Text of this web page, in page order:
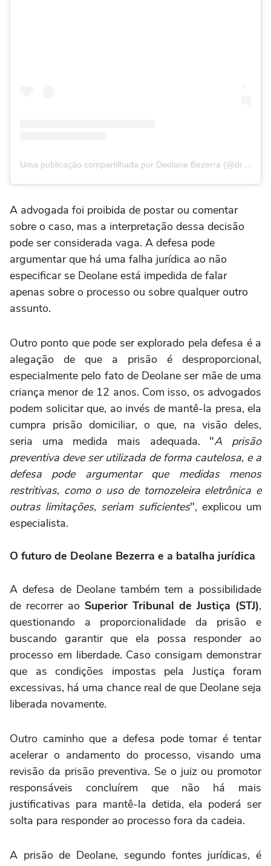
Uma publicação compartilhada por Deolane Bezerra (@dra.deolanebezerra)
A advogada foi proibida de postar ou comentar
sobre o caso, mas a interpretação dessa decisão
pode ser considerada vaga. A defesa pode
argumentar que há uma falha jurídica ao não
especificar se Deolane está impedida de falar
apenas sobre o processo ou sobre qualquer outro
assunto.
Outro ponto que pode ser explorado pela defesa é a
alegação de que a prisão é desproporcional,
especialmente pelo fato de Deolane ser mãe de uma
criança menor de 12 anos. Com isso, os advogados
podem solicitar que, ao invés de mantê-la presa, ela
cumpra prisão domiciliar, o que, na visão deles,
seria uma medida mais adequada. "A prisão
preventiva deve ser utilizada de forma cautelosa, e a
defesa pode argumentar que medidas menos
restritivas, como o uso de tornozeleira eletrônica e
outras limitações, seriam suficientes", explicou um
especialista.
O futuro de Deolane Bezerra e a batalha jurídica
A defesa de Deolane também tem a possibilidade
de recorrer ao Superior Tribunal de Justiça (STJ),
questionando a proporcionalidade da prisão e
buscando garantir que ela possa responder ao
processo em liberdade. Caso consigam demonstrar
que as condições impostas pela Justiça foram
excessivas, há uma chance real de que Deolane seja
liberada novamente.
Outro caminho que a defesa pode tomar é tentar
acelerar o andamento do processo, visando uma
revisão da prisão preventiva. Se o juiz ou promotor
responsáveis concluírem que não há mais
justificativas para mantê-la detida, ela poderá ser
solta para responder ao processo fora da cadeia.
A prisão de Deolane, segundo fontes jurídicas, é